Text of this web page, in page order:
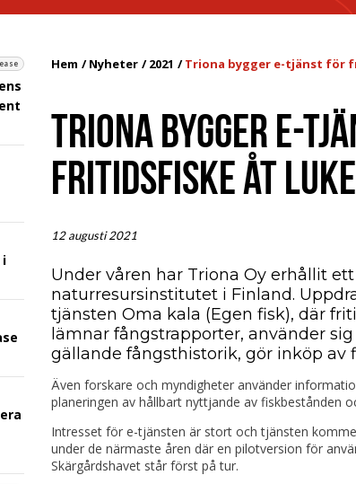
i
Hem Nyheter 2021 Triona bygger e-tjänst för
TRIONA BYGGER E-
FRITIDSFISKE ÅT LUKE
12 augusti 2021
Under våren har Triona Oy erhållit
naturresursinstitutet i Finland.
tjänsten Oma kala (Egen fisk), där
lämnar fångstrapporter, använder
gällande fångsthistorik, gör inköp av
Även forskare och myndigheter använder
planeringen av hållbart nyttjande av fiskbestånden
Intresset för e-tjänsten är stort och tjänsten
under de närmaste åren där en pilotversion för
Skärgårdshavet står först på tur.